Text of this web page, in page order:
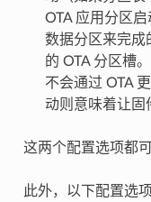
OTA 应用分区
数据分区来完成
的 OTA 分区槽
不会通过 OTA
动则意味着让固
这两个配置选项都
此外，以下配置选